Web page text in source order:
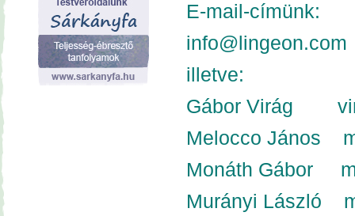
E-mail-címünk:
info@lingeon.com
illetve:
Gábor Virág
Melocco János
Monáth Gábor
Murányi László